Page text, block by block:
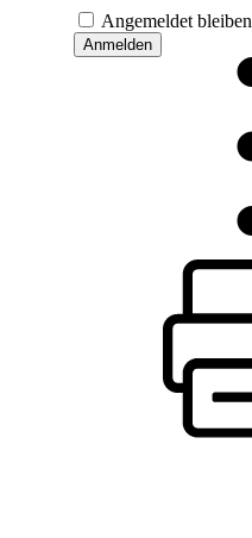
Angemeldet bleiben
Anmelden